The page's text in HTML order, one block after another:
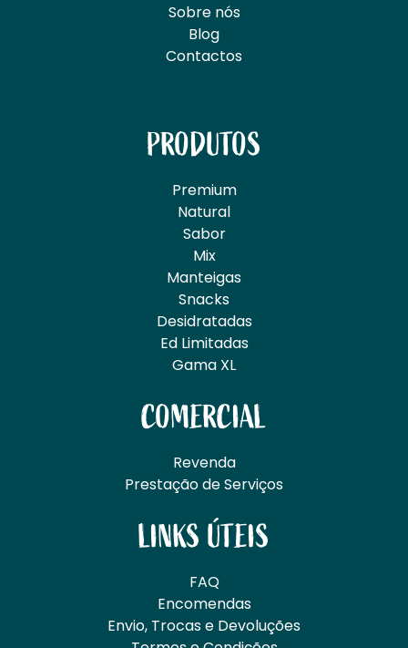
Sobre nós
Blog
Contactos
PRODUTOS
Premium
Natural
Sabor
Mix
Manteigas
Snacks
Desidratadas
Ed Limitadas
Gama XL
COMERCIAL
Revenda
Prestação de Serviços
LINKS ÚTEIS
FAQ
Encomendas
Envio, Trocas e Devoluções